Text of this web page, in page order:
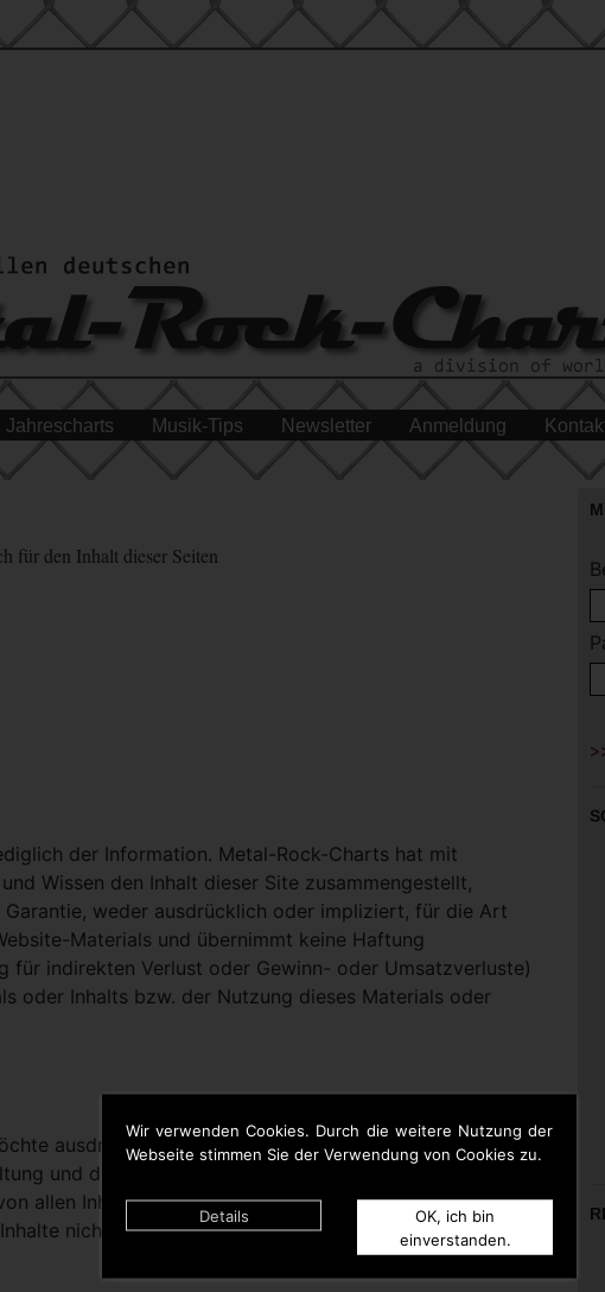
Wir verwenden Cookies. Durch die weitere Nutzung der
Webseite stimmen Sie der Verwendung von Cookies zu.
Details
OK, ich bin
einverstanden.
Jahrescharts Musik-Tips Newsletter Anmeldung
für den Inhalt dieser Seiten
der Information. Metal-Rock-Charts hat mit
Wissen den Inhalt dieser Site zusammengestellt,
Garantie, weder ausdrücklich oder impliziert, für die Art
Materials und übernimmt keine Haftung
für indirekten Verlust oder Gewinn- oder Umsatzverluste)
oder Inhalts bzw. der Nutzung dieses Materials oder
ausdrücklich darauf hinweisen, dass sie keinerlei
und die Inhalte gelinkter Seiten hat. Deshalb distanziert
allen Inhalten aller gelinkten Seiten auf dieser Homepage
nicht zu Eigen.